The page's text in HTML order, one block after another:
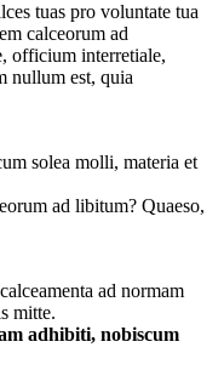
tuas pro voluntate tua
calceorum ad
officium interretiale,
nullum est, quia
solea molli, materia et
ad libitum? Quaeso,
ad normam
mitte.
adhibiti, nobiscum